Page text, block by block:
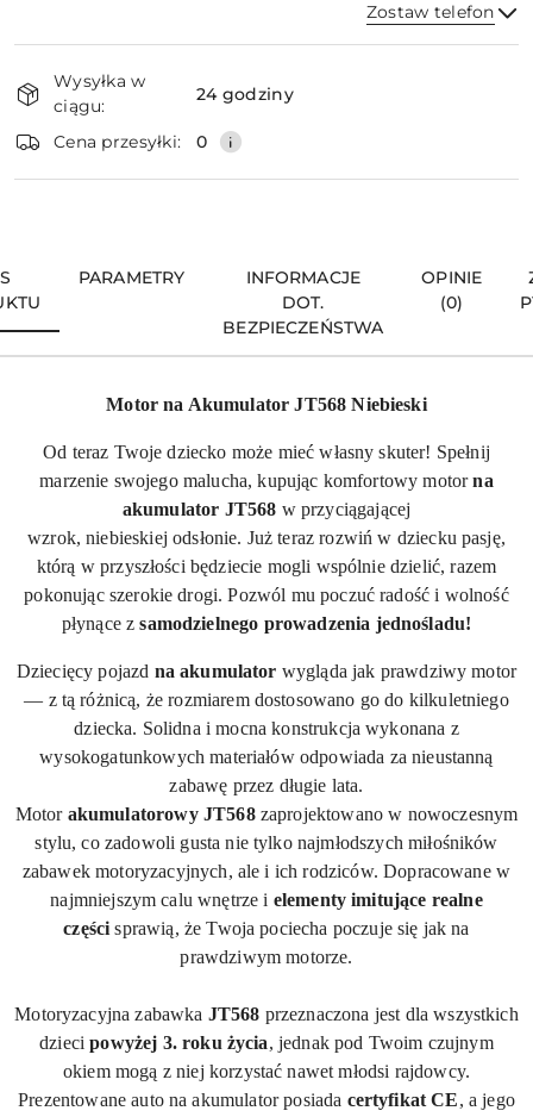
Zostaw telefon
i
dostawa
Wysyłka w
ciągu:
24 godziny
Cena przesyłki: 0
PARAMETRY
INFORMACJE
DOT.
BEZPIECZEŃSTWA
OPINIE
(0)
Motor na Akumulator JT568 Niebieski
Od teraz Twoje dziecko może mieć własny skuter! Spełnij
marzenie swojego malucha, kupując komfortowy motorna
akumulator JT568 w przyciągającej
wzrok, niebieskiej odsłonie. Już teraz rozwiń w dziecku pasję,
którą w przyszłości będziecie mogli wspólnie dzielić, razem
pokonując szerokie drogi. Pozwól mu poczuć radość i wolność
płynące zsamodzielnego prowadzenia jednośladu!
Dziecięcy pojazd na akumulator wygląda jak prawdziwy motor
— z tą różnicą, że rozmiarem dostosowano go do kilkuletniego
dziecka. Solidna i mocna konstrukcja wykonana z
wysokogatunkowych materiałów odpowiada za nieustanną
zabawę przez długie lata.
Motorakumulatorowy JT568zaprojektowano w nowoczesnym
stylu, co zadowoli gusta nie tylko najmłodszych miłośników
zabawek motoryzacyjnych, ale i ich rodziców. Dopracowane w
najmniejszym calu wnętrze i elementy imitujące realne
części sprawią, że Twoja pociecha poczuje się jak na
prawdziwym motorze.
Motoryzacyjna zabawka JT568 przeznaczona jest dla wszystkich
dziecipowyżej 3. roku życia, jednak pod Twoim czujnym
okiem mogą z niej korzystać nawet młodsi rajdowcy.
Prezentowane auto na akumulator posiada certyfikat CE, a jego